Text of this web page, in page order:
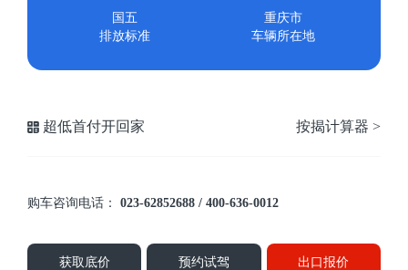
国五
排放标准
重庆市
车辆所在地
超低首付开回家 按揭计算器 >
购车咨询电话： 023-62852688 / 400-636-0012
获取底价 预约试驾 出口报价